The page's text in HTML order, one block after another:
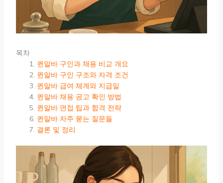
목차
퀸알바 구인과 채용 비교 개요
퀸알바 구인 구조와 자격 조건
퀸알바 급여 체계와 지급일
퀸알바 채용 공고 확인 방법
퀸알바 면접 팁과 합격 전략
퀸알바 자주 묻는 질문들
결론 및 정리